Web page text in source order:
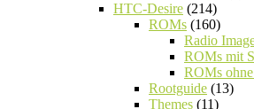
HTC-Desire (214)
ROMs (160)
Radio
ROMs mit
ROMs
Rootguide (13)
Themes (11)